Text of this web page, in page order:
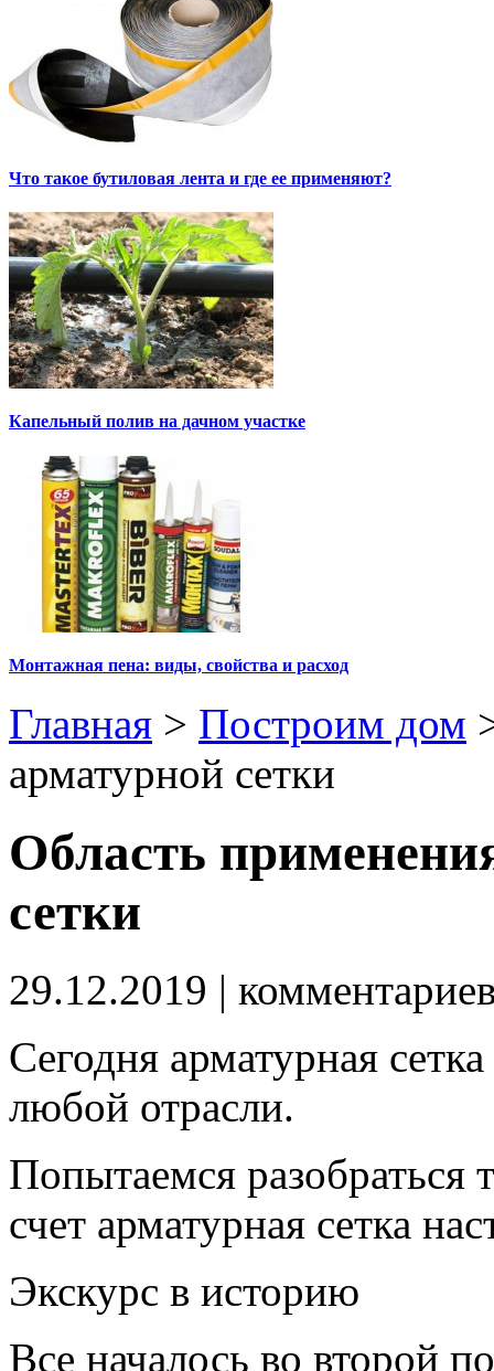
Что такое бутиловая лента и где ее применяют?
Капельный полив на дачном участке
Монтажная пена: виды, свойства и расход
Главная > Построим дом
арматурной сетки
Область
сетки
29.12.2019 |
Сегодня арматурная
любой отрасли.
Попытаемся разобраться
счет арматурная сетка
Экскурс в историю
Все началось во второй